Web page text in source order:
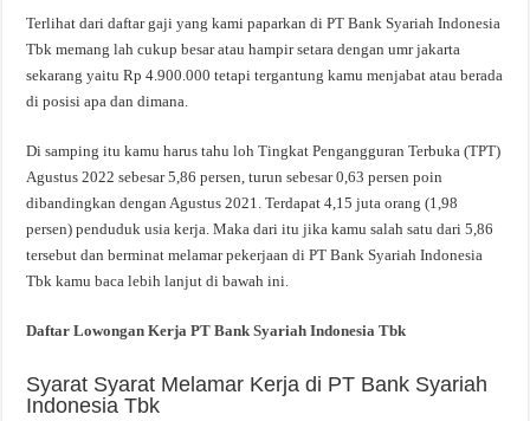
Terlihat dari daftar gaji yang kami paparkan di PT Bank Syariah Indonesia
Tbk memang lah cukup besar atau hampir setara dengan umr jakarta
sekarang yaitu Rp 4.900.000 tetapi tergantung kamu menjabat atau berada
di posisi apa dan dimana.
Di samping itu kamu harus tahu loh Tingkat Pengangguran Terbuka (TPT)
Agustus 2022 sebesar 5,86 persen, turun sebesar 0,63 persen poin
dibandingkan dengan Agustus 2021. Terdapat 4,15 juta orang (1,98
persen) penduduk usia kerja. Maka dari itu jika kamu salah satu dari 5,86
tersebut dan berminat melamar pekerjaan di PT Bank Syariah Indonesia
Tbk kamu baca lebih lanjut di bawah ini.
Daftar Lowongan Kerja PT Bank Syariah Indonesia Tbk
Syarat Syarat Melamar Kerja di PT Bank Syariah
Indonesia Tbk